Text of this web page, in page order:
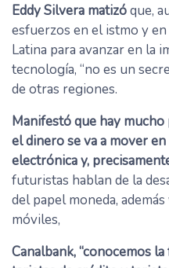
Eddy Silvera matizóque,
esfuerzos en el istmo y
Latina para avanzar en la
tecnología, “no es un
de otras regiones.
Manifestó que hay
el dinero se va a mover
electrónica y,
futuristas hablan de la
del papel moneda,
móviles,
Canalbank, “conocemos